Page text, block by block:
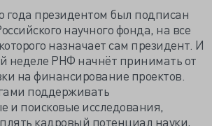
года президентом был подписан
научного фонда, на все
назначает сам президент. И
неделе РНФ начнёт принимать от
на финансирование проектов.
поддерживать
и поисковые исследования,
кадровый потенциал науки,